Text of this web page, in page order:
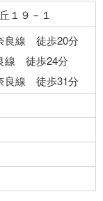
１９－１
良線 徒歩20分
線 徒歩24分
良線 徒歩31分